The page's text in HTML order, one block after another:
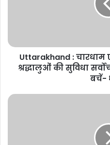
श्रद्धालुओं
सुविधा
अफवाहों
Uttarakhand : चारधाम
श्रद्धालुओं की सुविधा
बचें-
Uttar